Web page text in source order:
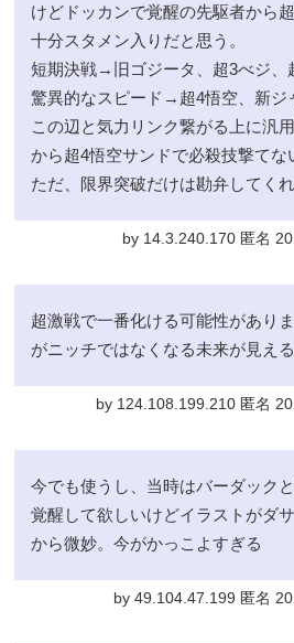
けどドッカンで覚醒の先駆者から
十分スタメン入りだと思う。
短期決戦→旧ゴジータ、超3べジ、
驚異的なスピード→超4悟空、新ジ
この辺と気力リンク繋がる上に汎
から超4悟空サンドで必殺技撃てな
ただ、限界突破だけは勘弁してく
by 14.3.240.170 匿名
超激戦で一番化ける可能性があり
がニッチではなくなる未来が見える
by 124.108.199.210 匿名
今でも使うし、当時はバーダック
覚醒して欲しいけどイラストがダ
から微妙。今がかっこよすぎる
by 49.104.47.199 匿名